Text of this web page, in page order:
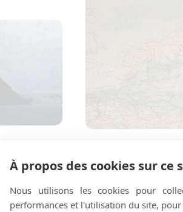
7 points à
considération
de l’oxygène
vacances
de
À propos des cookies sur ce
Nous utilisons les cookies pour
performances et l'utilisation du site,